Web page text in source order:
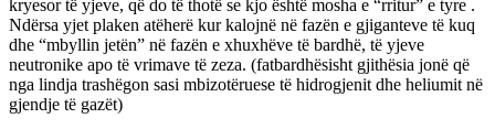
kryesor të yjeve, që do të thotë se kjo është mosha e “rritur” e tyre .
Ndërsa yjet plaken atëherë kur kalojnë në fazën e gjiganteve të kuq
dhe “mbyllin jetën” në fazën e xhuxhëve të bardhë, të yjeve
neutronike apo të vrimave të zeza. (fatbardhësisht gjithësia jonë që
nga lindja trashëgon sasi mbizotëruese të hidrogjenit dhe heliumit në
gjendje të gazët)